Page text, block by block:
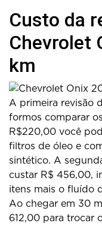
Custo da
Chevrolet
km
A primeira revisão
formos comparar
R$220,00 você
filtros de óleo e
sintético. A
custar R$ 456,00,
itens mais o fluído
Ao chegar em 30
612,00 para trocar